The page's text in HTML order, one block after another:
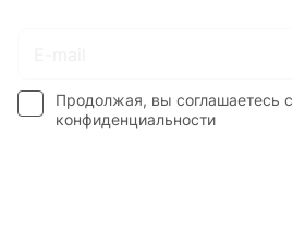
Продолжая, вы соглашаетесь с
конфиденциальности